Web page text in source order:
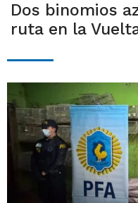
Dos binomios
ruta en la